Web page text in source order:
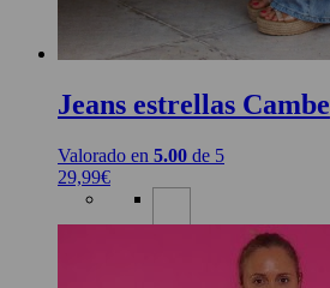
Jeans estrellas Cambe
Valorado en 5.00 de 5
29,99€